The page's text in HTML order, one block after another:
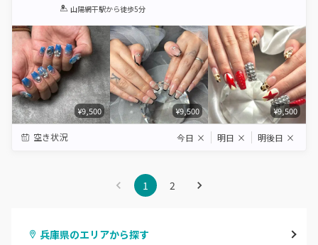
1 2 3 4 5
山陽網干駅から徒歩5分
¥9,500 ¥9,500 ¥9,500
空き状況 今日 × 明日 × 明後日 ×
1 2
兵庫県のエリアから探す